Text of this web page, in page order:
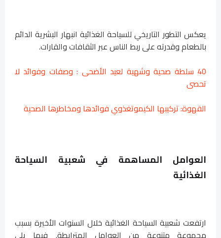
يعكس التطور التاريخي للسياحة الغذائية انبهار البشرية الدائم
بالطعام وقدرته على ربط الناس عبر الثقافات والقارات.
40 سلطة صحية وشهية لعيد الأضحى : وصفات وفوائد لا
تحصى
القهوة: تركيبها الكيموتغذوي فوائدها ومخاطرها الصحية
العوامل المساهمة في شعبية السياحة
الغذائية
ارتفعت شعبية السياحة الغذائية خلال السنوات الأخيرة بسبب
مجموعة متنوعة من العوامل المترابطة. فيما يلي